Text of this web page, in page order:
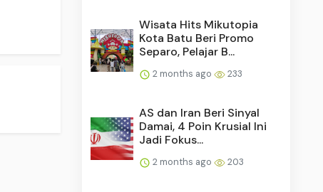
Wisata Hits Mikutopia
Kota Batu Beri Promo
Separo, Pelajar B...
2 months ago 233
AS dan Iran Beri Sinyal
Damai, 4 Poin Krusial Ini
Jadi Fokus...
2 months ago 203